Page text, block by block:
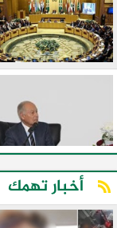
أخبار تهمك